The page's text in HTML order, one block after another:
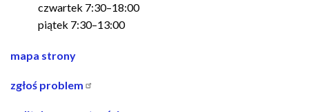
czwartek 7:30–18:00
piątek 7:30–13:00
nawigacja
stopce
mapa strony
zgłoś problem